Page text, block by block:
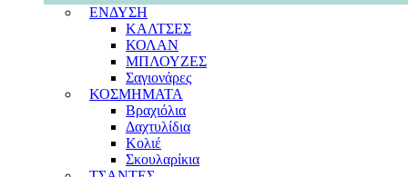
ΕΝΔΥΣΗ
ΚΑΛΤΣΕΣ
ΚΟΛΑΝ
ΜΠΛΟΥΖΕΣ
Σαγιονάρες
ΚΟΣΜΗΜΑΤΑ
Βραχιόλια
Δαχτυλίδια
Κολιέ
Σκουλαρίκια